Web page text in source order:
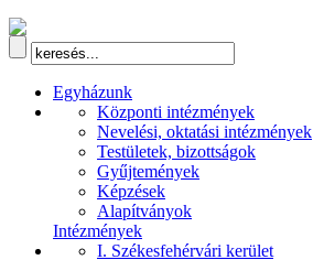
Egyházunk
Központi intézmények
Nevelési, oktatási intézmények
Testületek, bizottságok
Gyűjtemények
Képzések
Alapítványok
Intézmények
I. Székesfehérvári kerület